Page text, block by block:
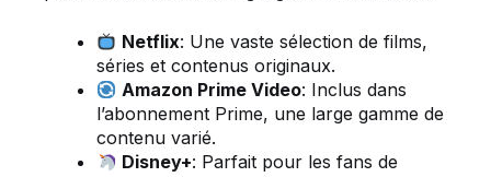
Netflix: Une vaste sélection de films,
séries et contenus originaux.
Amazon Prime Video: Inclus dans
l’abonnement Prime, une large gamme de
contenu varié.
Disney+: Parfait pour les fans de